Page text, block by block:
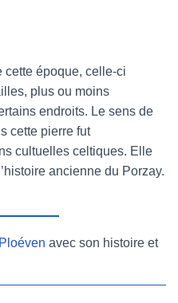
cette époque, celle-ci
plus ou moins
endroits. Le sens de
cette pierre fut
cultuelles celtiques. Elle
ancienne du Porzay.
Ploéven avec son histoire et